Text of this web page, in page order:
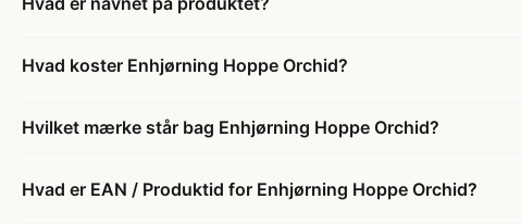
Hvad koster Enhjørning Hoppe Orchid?
Hvilket mærke står bag Enhjørning Hoppe Orchid?
Hvad er EAN / Produktid for Enhjørning Hoppe Orchid?